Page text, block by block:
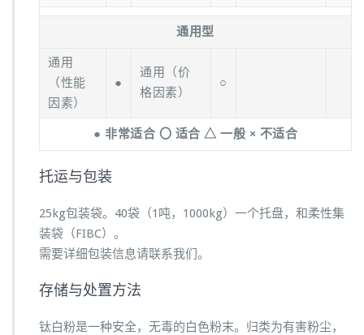
通用型
通用
（性能
因素）
●
通用（价
格因素）
○
● 非常适合 〇 适合 △ 一般 × 不适合
托运与包装
25kg包装袋。40袋（1吨，1000kg）一个托盘，和柔性集
装袋（FIBC）。
需要详细包装信息请联系我们。
存储与处置方法
钛白粉是一种安全，无毒的白色粉末。归类为有害粉尘，